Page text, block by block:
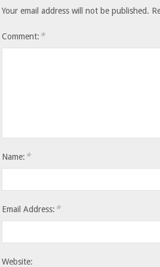
Your email address will not be published.
Comment: *
Name: *
Email Address: *
Website: